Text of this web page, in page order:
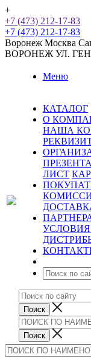
+
+7 (473) 212-17-83
+7 (473) 212-17-83
Воронеж Москва
ВОРОНЕЖ УЛ.
Меню
КАТАЛОГ
О
НАША
ЛИСТ
УСЛОВИЯ